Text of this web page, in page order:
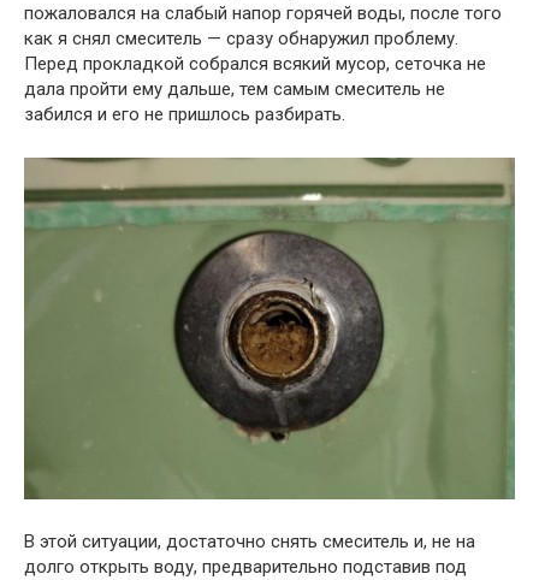
пожаловался на слабый напор горячей воды, после того
как я снял смеситель — сразу обнаружил проблему.
Перед прокладкой собрался всякий мусор, сеточка не
дала пройти ему дальше, тем самым смеситель не
забился и его не пришлось разбирать.
В этой ситуации, достаточно снять смеситель и, не на
долго открыть воду, предварительно подставив под